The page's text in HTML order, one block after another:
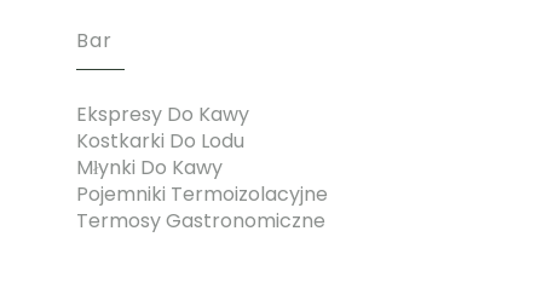
Bar
Ekspresy Do Kawy
Kostkarki Do Lodu
Młynki Do Kawy
Pojemniki Termoizolacyjne
Termosy Gastronomiczne